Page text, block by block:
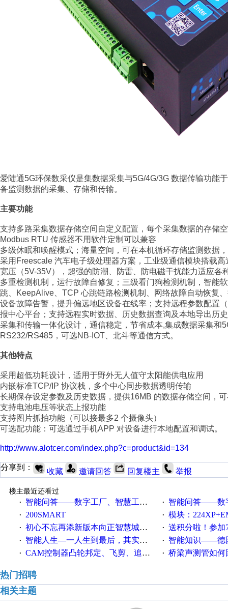
爱陆通5G环保数采仪是集数据采集与5G/4G/3G 数据传输功能
备监测数据的采集、存储和传输。
主要功能
支持多路采集数据存储空间自定义配置，每个采集数据的存储
Modbus RTU 传感器不用软件定制可以兼容
多级休眠和唤醒模式；海量空间，可在本机循环存储监测数据
采用Freescale 汽车电子级处理器方案，工业级通信模块搭载
宽压（5V-35V），超强的防潮、防雷、防电磁干扰能力适应各
多重检测机制，运行故障自修复；三级看门狗检测机制，智能
跳、KeepAlive、TCP 心跳链路检测机制、网络故障自动恢复
设备故障告警，提升偏远地区设备在线率；支持远程参数配置
报中心平台；支持远程实时数据、历史数据查询及本地导出历
采集和传输一体化设计，通信稳定，节省成本,集成数据采集和
RS232/RS485，可选NB-IOT、北斗等通信方式。
其他特点
采用超低功耗设计，适用于野外无人值守太阳能供电应用
内嵌标准TCP/IP 协议栈，多个中心同步数据透明传输
长期保存设定参数及历史数据，提供16MB 的数据存储空间，
支持电池电压等状态上报功能
支持图片抓拍功能（可以接最多2 个摄像头）
可选配功能：可选通过手机APP 对设备进行本地配置和调试。
http://www.alotcer.com/index.php?c=product&id=134
分享到： 收藏 邀请回答 回复楼主 举报
楼主最近还看过
·
智能问答——数字工厂、智慧工厂和智能制造三者的区别是什么？ · 智能问答——数字化工厂与
· 200SMART · 模块：
· 初心不忘再添新版本向正智慧城市云展厅3.0版亮相 · 送积分啦！参加7月6日
· 智能人生—一人生到最后，其实拼的都是人品 · 智能知识——德国工业崛起
· CAM控制器凸轮邦定、飞剪、追剪等C功能块 · 桥梁声测管如何固
热门招聘
相关主题